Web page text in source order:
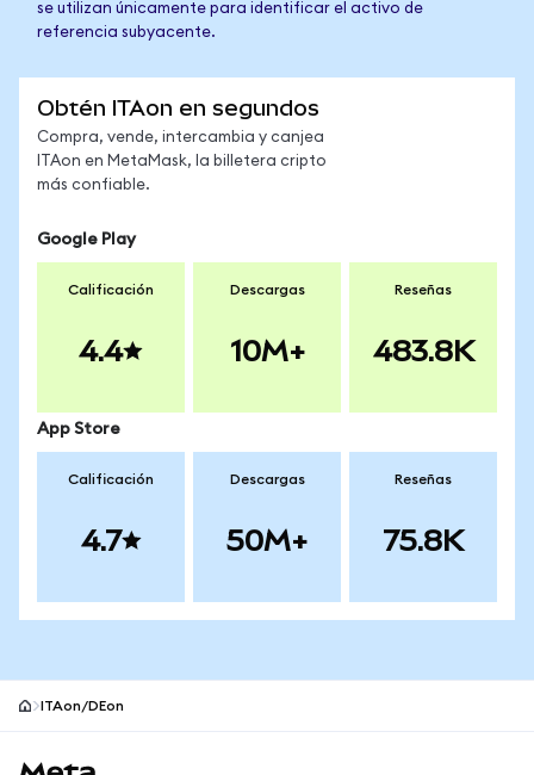
se utilizan únicamente para identificar el activo de
referencia subyacente.
Obtén ITAon en segundos
Compra, vende, intercambia y canjea
ITAon en MetaMask, la billetera cripto
más confiable.
Google Play
Calificación
4.4
Descargas
10M+
Reseñas
483.8K
App Store
Calificación
4.7
Descargas
50M+
Reseñas
75.8K
ITAon/DEon